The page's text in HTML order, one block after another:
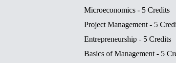
Microeconomics - 5 Credits
Project Management - 5
Entrepreneurship - 5 Credits
Basics of Management - 5